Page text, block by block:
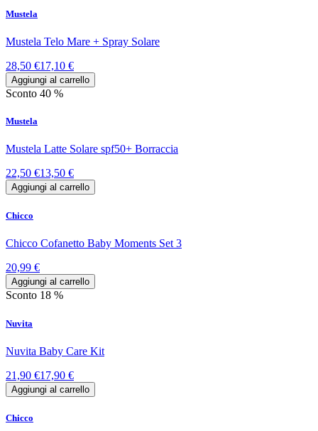
Mustela
Mustela Telo Mare + Spray Solare
28,50 €17,10 €
Aggiungi al carrello
Sconto 40 %
Mustela
Mustela Latte Solare spf50+ Borraccia
22,50 €13,50 €
Aggiungi al carrello
Chicco
Chicco Cofanetto Baby Moments Set 3
20,99 €
Aggiungi al carrello
Sconto 18 %
Nuvita
Nuvita Baby Care Kit
21,90 €17,90 €
Aggiungi al carrello
Chicco